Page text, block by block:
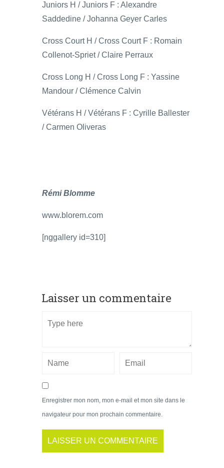
Juniors H / Juniors F : Alexandre
Saddedine / Johanna Geyer Carles
Cross Court H / Cross Court F : Romain
Collenot-Spriet / Claire Perraux
Cross Long H / Cross Long F : Yassine
Mandour / Clémence Calvin
Vétérans H / Vétérans F : Cyrille Ballester
/ Carmen Oliveras
Rémi Blomme
www.blorem.com
[nggallery id=310]
Laisser un commentaire
Enregistrer mon nom, mon e-mail et mon site dans le
navigateur pour mon prochain commentaire.